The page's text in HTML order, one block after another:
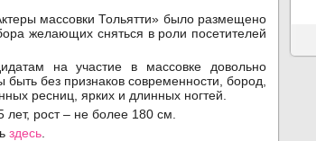
массовки Тольятти» было размещено
желающих сняться в роли посетителей
на участие в массовке довольно
без признаков современности, бород,
ресниц, ярких и длинных ногтей.
лет, рост – не более 180 см.
здесь